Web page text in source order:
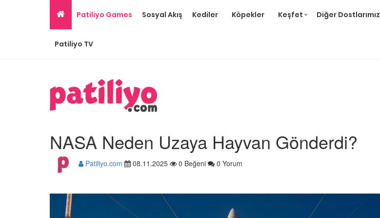
Patiliyo Games Sosyal Akış Kediler Köpekler Keşfet Diğer Dostlarımız
Patiliyo TV
NASA Neden Uzaya Hayvan Gönderdi?
Patiliyo.com 08.11.2025 0 Beğeni 0 Yorum
Olması Gereken 23
Hayvansever Ünlü
Olması Gereken 23
Hayvansever Ünlü